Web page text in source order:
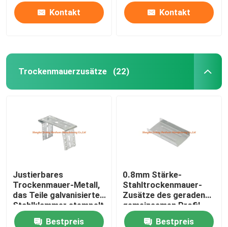
Kontakt Kontakt
Trockenmauerzusätze (22)
Justierbares
Trockenmauer-Metall,
das Teile galvanisierte
Stahlklammer stempelt
Bestpreis
0.8mm Stärke-
Stahltrockenmauer-
Zusätze des geraden
gemeinsamen Profil-
Bestpreis